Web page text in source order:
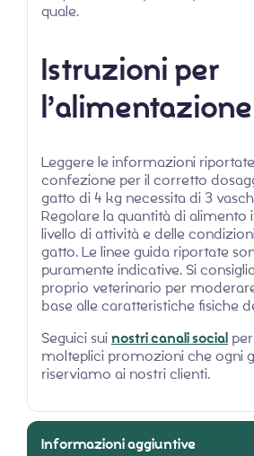
quale.
Istruzioni per
l’alimentazione
Leggere le informazioni
confezione per il corretto
gatto di 4 kg necessita di 3
Regolare la quantità di alimento
livello di attività e delle
gatto. Le linee guida riportate
puramente indicative. Si
proprio veterinario per
base alle caratteristiche fisiche
Seguici suinostri canali social
molteplici promozioni che ogni
riserviamo ai nostri clienti.
Informazioni aggiuntive